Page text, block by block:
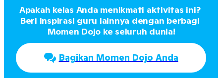
Apakah kelas Anda menikmati aktivitas ini?
Beri inspirasi guru lainnya dengan berbagi
Momen Dojo ke seluruh dunia!
Bagikan Momen Dojo Anda